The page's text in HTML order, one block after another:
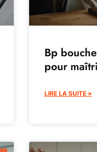
Bp
pour
LIRE LA SUITE »